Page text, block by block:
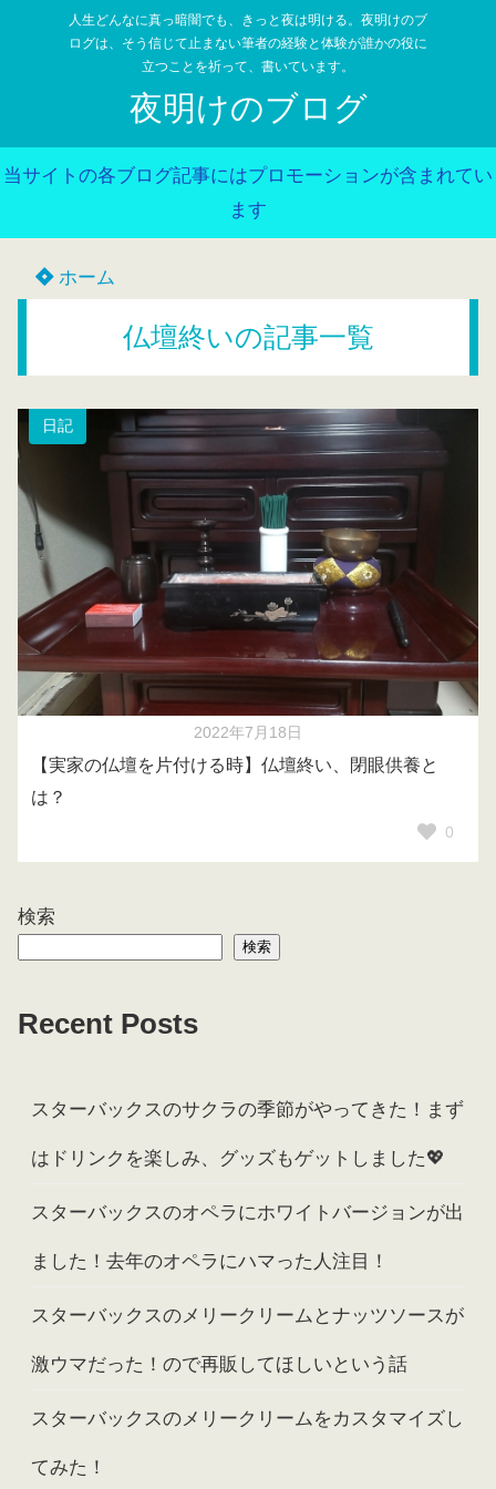
人生どんなに真っ暗闇でも、きっと夜は明ける。夜明けのブ
ログは、そう信じて止まない筆者の経験と体験が誰かの役に
立つことを祈って、書いています。
夜明けのブログ
当サイトの各ブログ記事にはプロモーションが含まれてい
ます
ホーム
仏壇終いの記事一覧
日記
2022年7月18日
【実家の仏壇を片付ける時】仏壇終い、閉眼供養と
は？
0
検索
検索
Recent Posts
スターバックスのサクラの季節がやってきた！まず
はドリンクを楽しみ、グッズもゲットしました💖
スターバックスのオペラにホワイトバージョンが出
ました！去年のオペラにハマった人注目！
スターバックスのメリークリームとナッツソースが
激ウマだった！ので再販してほしいという話
スターバックスのメリークリームをカスタマイズし
てみた！